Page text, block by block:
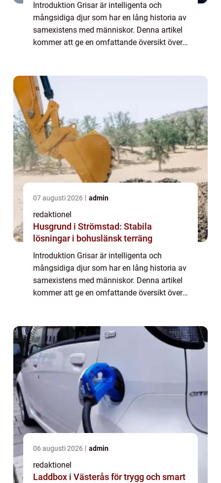
Introduktion Grisar är intelligenta och
mångsidiga djur som har en lång historia av
samexistens med människor. Denna artikel
kommer att ge en omfattande översikt över
07 augusti 2026 admin
redaktionel
Husgrund i Strömstad: Stabila
lösningar i bohuslänsk terräng
Introduktion Grisar är intelligenta och
mångsidiga djur som har en lång historia av
samexistens med människor. Denna artikel
kommer att ge en omfattande översikt över
06 augusti 2026 admin
redaktionel
Laddbox i Västerås för trygg och smart